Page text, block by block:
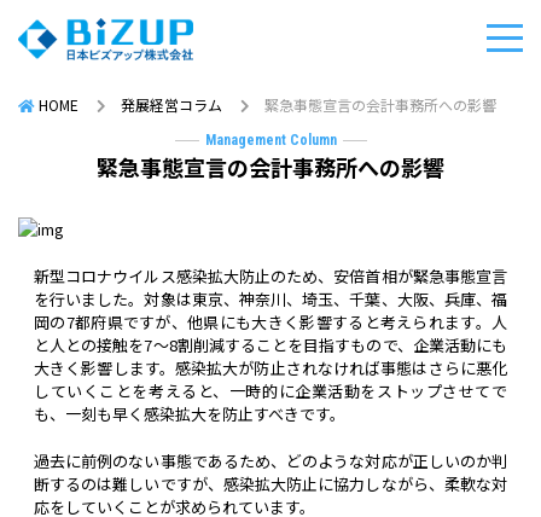
HOME 発展経営コラム 緊急事態宣言の会計事務所への影響
Management Column
緊急事態宣言の会計事務所への影響
新型コロナウイルス感染拡大防止のため、安倍首相が緊急事態宣言
を行いました。対象は東京、神奈川、埼玉、千葉、大阪、兵庫、福
岡の7都府県ですが、他県にも大きく影響すると考えられます。人
と人との接触を7～8割削減することを目指すもので、企業活動にも
大きく影響します。感染拡大が防止されなければ事態はさらに悪化
していくことを考えると、一時的に企業活動をストップさせてで
も、一刻も早く感染拡大を防止すべきです。
過去に前例のない事態であるため、どのような対応が正しいのか判
断するのは難しいですが、感染拡大防止に協力しながら、柔軟な対
応をしていくことが求められています。